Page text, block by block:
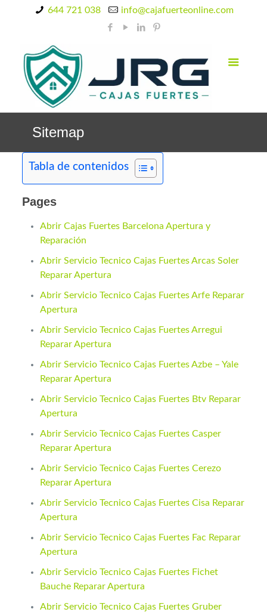
644 721 038 info@cajafuerteonline.com
Sitemap
Tabla de contenidos
Pages
Abrir Cajas Fuertes Barcelona Apertura y
Reparación
Abrir Servicio Tecnico Cajas Fuertes Arcas Soler
Reparar Apertura
Abrir Servicio Tecnico Cajas Fuertes Arfe Reparar
Apertura
Abrir Servicio Tecnico Cajas Fuertes Arregui
Reparar Apertura
Abrir Servicio Tecnico Cajas Fuertes Azbe – Yale
Reparar Apertura
Abrir Servicio Tecnico Cajas Fuertes Btv Reparar
Apertura
Abrir Servicio Tecnico Cajas Fuertes Casper
Reparar Apertura
Abrir Servicio Tecnico Cajas Fuertes Cerezo
Reparar Apertura
Abrir Servicio Tecnico Cajas Fuertes Cisa Reparar
Apertura
Abrir Servicio Tecnico Cajas Fuertes Fac Reparar
Apertura
Abrir Servicio Tecnico Cajas Fuertes Fichet
Bauche Reparar Apertura
Abrir Servicio Tecnico Cajas Fuertes Gruber